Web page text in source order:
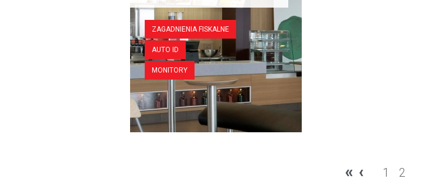
ZAGADNIENIA FISKALNE
AUTO ID
MONITORY
« ‹ 1 2